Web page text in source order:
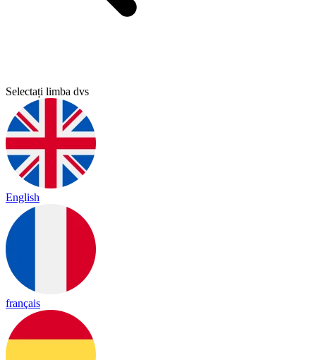
Selectați limba dvs
English
français